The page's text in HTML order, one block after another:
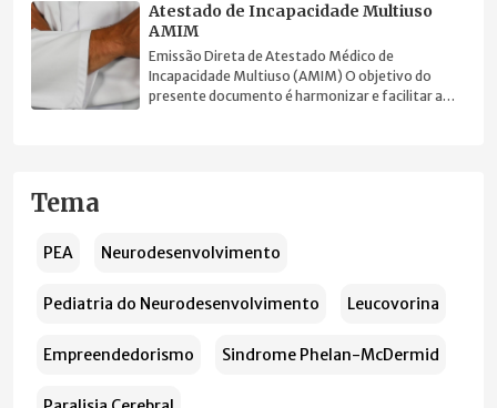
Atestado de Incapacidade Multiuso
AMIM
Emissão Direta de Atestado Médico de
Incapacidade Multiuso (AMIM) O objetivo do
presente documento é harmonizar e facilitar a
Tema
PEA Neurodesenvolvimento
Pediatria do Neurodesenvolvimento Leucovorina
Empreendedorismo Sindrome Phelan-McDermid